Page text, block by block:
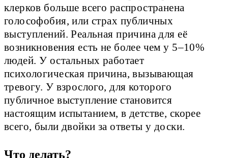
клерков больше всего распространена
голософобия, или страх публичных
выступлений. Реальная причина для её
возникновения есть не более чем у 5–10%
людей. У остальных работает
психологическая причина, вызывающая
тревогу. У взрослого, для которого
публичное выступление становится
настоящим испытанием, в детстве, скорее
всего, были двойки за ответы у доски.
Что делать?